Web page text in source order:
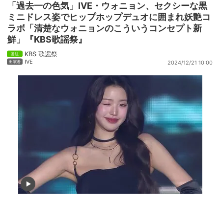
「過去一の色気」IVE・ウォニョン、セクシーな黒
ミニドレス姿でヒップホップデュオに囲まれ妖艶コ
ラボ「清楚なウォニョンのこういうコンセプト新
鮮」『KBS歌謡祭』
KBS 歌謡祭
IVE 2024/12/21 10:00